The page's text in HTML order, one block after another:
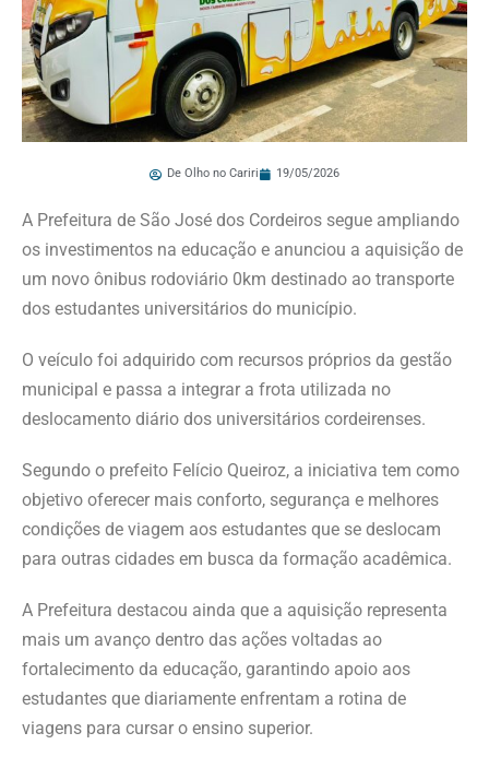
De Olho no Cariri 19/05/2026
A Prefeitura de São José dos Cordeiros segue ampliando
os investimentos na educação e anunciou a aquisição de
um novo ônibus rodoviário 0km destinado ao transporte
dos estudantes universitários do município.
O veículo foi adquirido com recursos próprios da gestão
municipal e passa a integrar a frota utilizada no
deslocamento diário dos universitários cordeirenses.
Segundo o prefeito Felício Queiroz, a iniciativa tem como
objetivo oferecer mais conforto, segurança e melhores
condições de viagem aos estudantes que se deslocam
para outras cidades em busca da formação acadêmica.
A Prefeitura destacou ainda que a aquisição representa
mais um avanço dentro das ações voltadas ao
fortalecimento da educação, garantindo apoio aos
estudantes que diariamente enfrentam a rotina de
viagens para cursar o ensino superior.